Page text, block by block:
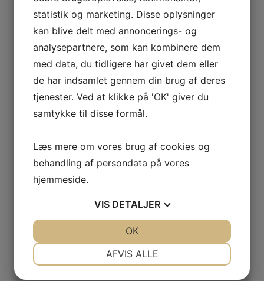
at være klar over, at prisen på VVS-arbejde kan
variere afhængigt af opgavens omfang og
indhente tilbud fra flere forskellige firmaer, så du
kan sammenligne priser og vælge det tilbud, der
passer bedst til dit budget.
Når du vælger et VVS firma, er det også vigtigt at
forsikringer. Dette vil sikre, at arbejdet udføres i
overensstemmelse med gældende lovgivning og at
du er dækket, hvis der skulle opstå problemer
undervejs.
Så hvis du står over for VVS-problemer, så tøv ikke
med at kontakte et VVS firma. De vil kunne hjælpe
dig med at få løst dine VVS-udfordringer på en
professionel og effektiv måde.
statistik og marketing. Disse oplysninger
kan blive delt med annoncerings- og
analysepartnere, som kan kombinere dem
med data, du tidligere har givet dem eller
de har indsamlet gennem din brug af deres
tjenester. Ved at klikke på 'OK' giver du
samtykke til disse formål.
Læs mere om vores brug af cookies og
behandling af persondata på vores
hjemmeside.
VIS DETALJER
AFVIS ALLE
OK